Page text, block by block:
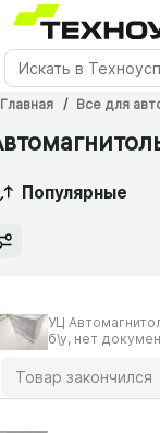
Главная Все для
Популярные
УЦ
б\у, нет
Товар закончился